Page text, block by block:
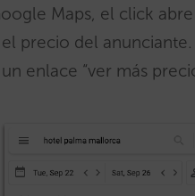
Maps, el click
precio del
enlace “ver más